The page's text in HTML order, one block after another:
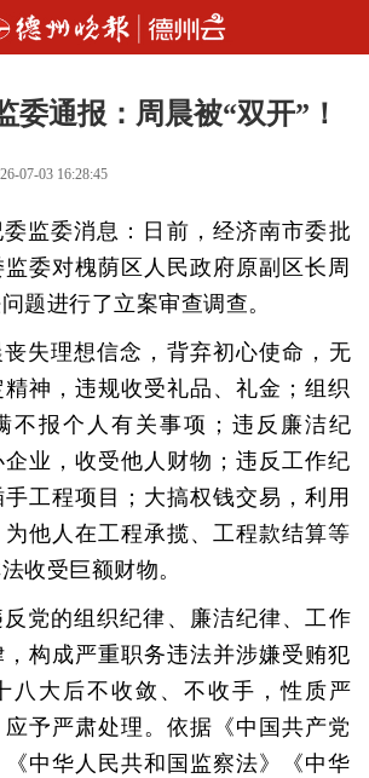
委通报：周晨被“双开”！
07-03 16:28:45
监委消息： 日前，经济南市委批
委对槐荫区人民政府原副区长周
题进行了立案审查调查。
失理想信念，背弃初心使命，无
神，违规收受礼品、礼金；组织
不报个人有关事项；违反廉洁纪
业，收受他人财物；违反工作纪
工程项目；大搞权钱交易，利用
他人在工程承揽、工程款结算等
收受巨额财物。
党的组织纪律、廉洁纪律、工作
构成严重职务违法并涉嫌受贿犯
八大后不收敛、不收手，性质严
予严肃处理。依据《中国共产党
中华人民共和国监察法》《中华